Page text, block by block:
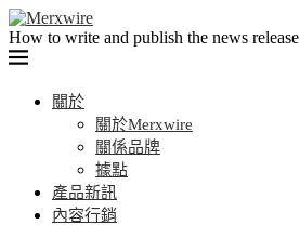
How to write and publish the news release
關於
關於Merxwire
關係品牌
據點
產品新訊
內容行銷